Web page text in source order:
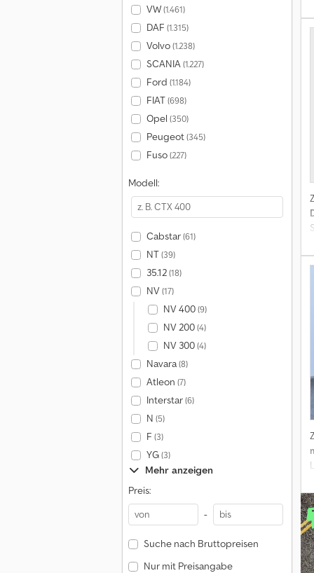
VW(1.461)
DAF (1.315)
Volvo(1.238)
SCANIA(1.227)
Ford (1.184)
FIAT(698)
Opel (350)
Peugeot(345)
Fuso(227)
Modell:
Cabstar(61)
NT(39)
35.12(18)
NV(17)
NV 400(9)
NV 200(4)
NV 300(4)
Navara(8)
Atleon (7)
Interstar(6)
N (5)
F (3)
YG(3)
Mehr anzeigen
Preis:
-
Suche nach Bruttopreisen
Nur mit Preisangabe